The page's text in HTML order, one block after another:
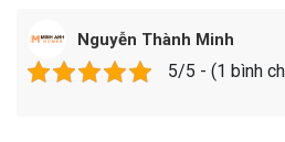
Nguyễn Thành Minh
5/5 - (1 bình